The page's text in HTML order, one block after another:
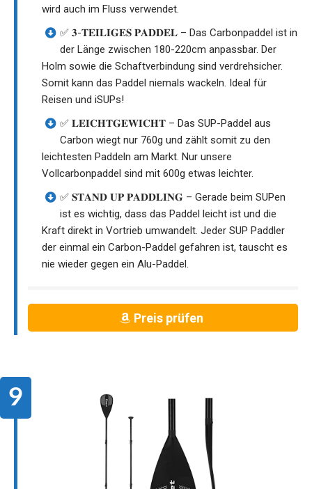
wird auch im Fluss verwendet.
✅ 𝟑-𝐓𝐄𝐈𝐋𝐈𝐆𝐄𝐒 𝐏𝐀𝐃𝐃𝐄𝐋 – Das Carbonpaddel ist in
der Länge zwischen 180-220cm anpassbar. Der
Holm sowie die Schaftverbindung sind verdrehsicher.
Somit kann das Paddel niemals wackeln. Ideal für
Reisen und iSUPs!
✅ 𝐋𝐄𝐈𝐂𝐇𝐓𝐆𝐄𝐖𝐈𝐂𝐇𝐓 – Das SUP-Paddel aus
Carbon wiegt nur 760g und zählt somit zu den
leichtesten Paddeln am Markt. Nur unsere
Vollcarbonpaddel sind mit 600g etwas leichter.
✅ 𝐒𝐓𝐀𝐍𝐃 𝐔𝐏 𝐏𝐀𝐃𝐃𝐋𝐈𝐍𝐆 – Gerade beim SUPen
ist es wichtig, dass das Paddel leicht ist und die
Kraft direkt in Vortrieb umwandelt. Jeder SUP Paddler
der einmal ein Carbon-Paddel gefahren ist, tauscht es
nie wieder gegen ein Alu-Paddel.
Preis prüfen